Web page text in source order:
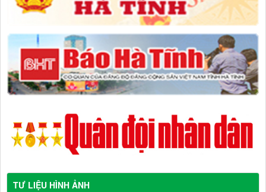
TƯ LIỆU HÌNH ẢNH